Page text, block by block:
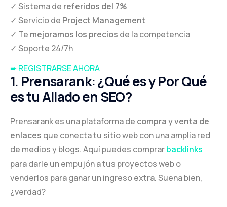
✓ Sistema de referidos del 7%
✓ Servicio de Project Management
✓ Te mejoramos los precios de la competencia
✓ Soporte 24/7h
➨ REGISTRARSE AHORA
1. Prensarank: ¿Qué es y Por Qué
es tu Aliado en SEO?
Prensarank es una plataforma de compra y venta de
enlaces que conecta tu sitio web con una amplia red
de medios y blogs. Aquí puedes comprarbacklinks
para darle un empujón a tus proyectos web o
venderlos para ganar un ingreso extra. Suena bien,
¿verdad?